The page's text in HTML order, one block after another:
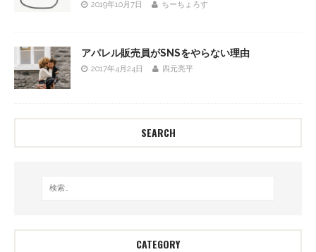
2019年10月7日 ちーちょろす
アパレル販売員がSNSをやらない理由
2017年4月24日 四元亮平
SEARCH
CATEGORY